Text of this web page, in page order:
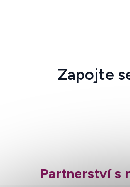
Zapojte
Partnerství s